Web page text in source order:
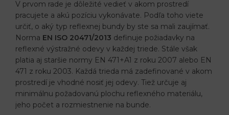
V prvom rade je dôležité vedieť v akom prostredí
pracujete a akú pozíciu vykonávate. Podľa toho viete
určiť, o aký typ reflexnej bundy by ste sa mali zaujímať.
Norma EN ISO 20471/2013 definuje požiadavky na
reflexné výstražné odevy v každej triede. Stále však
platia aj staršie normy EN 471+A1 z roku 2007 alebo EN
471 z roku 2003. Každá trieda má zadefinované v akom
prostredí je vhodné nosiť jej odevy. Tiež určuje aj
minimálnu požadovanú plochu reflexného materiálu,
jeho počet a rozmiestnenie na bunde.